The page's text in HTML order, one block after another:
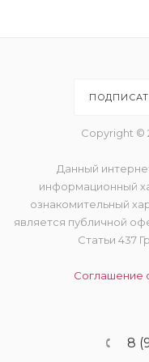
Copyright ©
Данный
информационный
ознакомительный
является публичной
Статьи 437
Соглашение
8